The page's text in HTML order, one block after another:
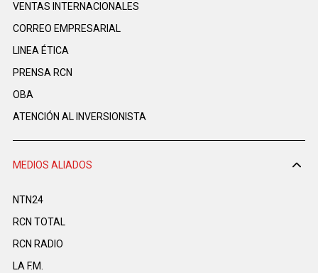
VENTAS INTERNACIONALES
CORREO EMPRESARIAL
LINEA ÉTICA
PRENSA RCN
OBA
ATENCIÓN AL INVERSIONISTA
MEDIOS ALIADOS
NTN24
RCN TOTAL
RCN RADIO
LA F.M.